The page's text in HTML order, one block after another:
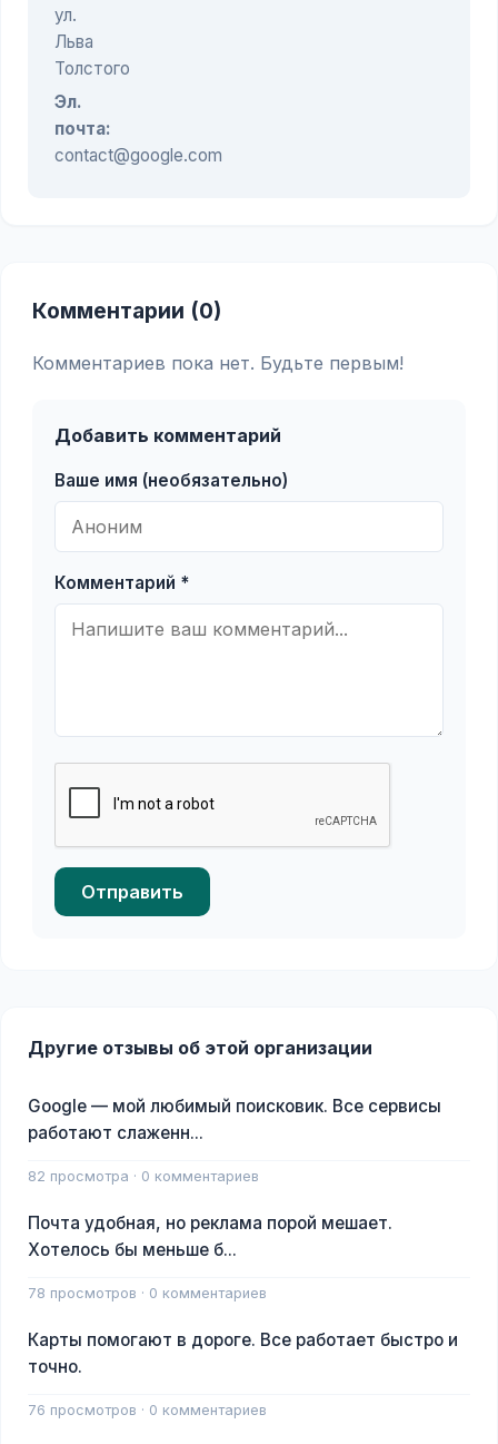
ул.
Льва
Толстого
Эл.
почта:
contact@google.com
Комментарии (0)
Комментариев пока нет. Будьте первым!
Добавить комментарий
Ваше имя (необязательно)
Комментарий *
Отправить
Другие отзывы об этой организации
Google — мой любимый поисковик. Все сервисы
работают слаженн...
82 просмотра · 0 комментариев
Почта удобная, но реклама порой мешает.
Хотелось бы меньше б...
78 просмотров · 0 комментариев
Карты помогают в дороге. Все работает быстро и
точно.
76 просмотров · 0 комментариев